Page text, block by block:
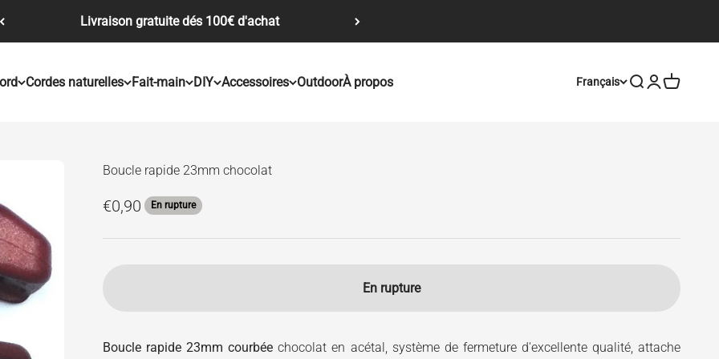
Livraison gratuite dés 100€ d'achat
Cordes naturelles Fait-main DIY Accessoires OutdoorÀ propos Français Ouvrir la
Ouvrir le
Voir le
Boucle rapide 23mm chocolat
Prix de vente
€0,90 En rupture
En rupture
Boucle rapide 23mm courbée chocolat en acétal, système de fermeture d'excellente qualité, attache